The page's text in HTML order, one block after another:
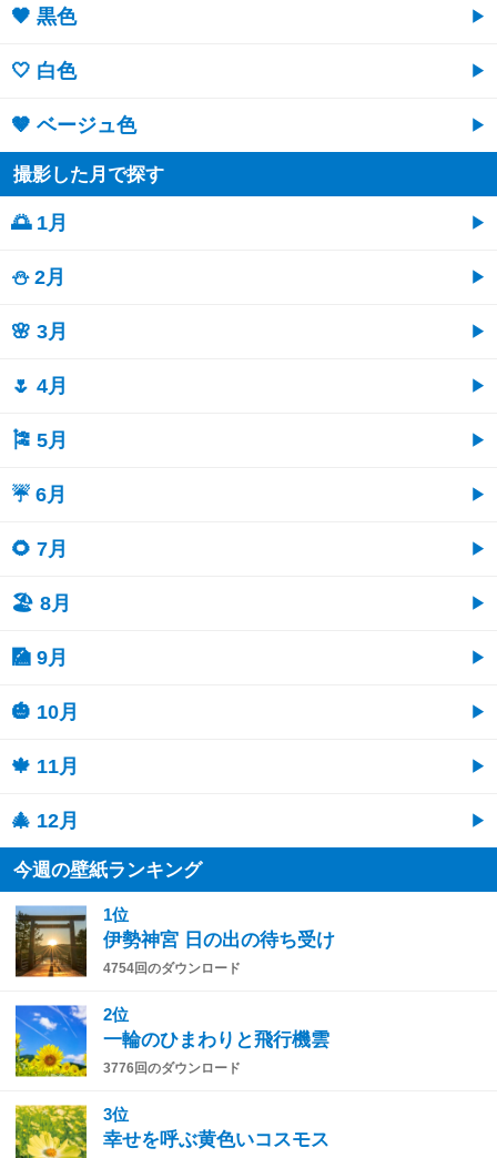
🖤 黒色
🤍 白色
🤎 ベージュ色
撮影した月で探す
🌅 1月
⛄ 2月
🌸 3月
🌷 4月
🎏 5月
☔ 6月
🌻 7月
🏖 8月
🎑 9月
🎃 10月
🍁 11月
🎄 12月
今週の壁紙ランキング
1位
伊勢神宮 日の出の待ち受け
4754回のダウンロード
2位
一輪のひまわりと飛行機雲
3776回のダウンロード
3位
幸せを呼ぶ黄色いコスモス